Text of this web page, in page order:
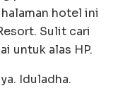
hotel ini
Sulit cari
untuk alas HP.
Iduladha.